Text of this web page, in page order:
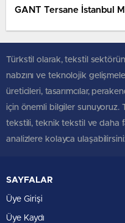
GANT Tersane İstanbul
Türkstil olarak, tekstil
nabzını ve teknolojik
üreticileri, tasarımcılar,
için önemli bilgiler sunuyoruz.
tekstili, teknik tekstil ve daha
analizlere kolayca
SAYFALAR
Üye Girişi
Üye Kaydı